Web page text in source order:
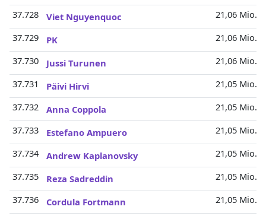
37.728
Viet Nguyenquoc
21,06 Mio.
37.729
PK
21,06 Mio.
37.730
Jussi Turunen
21,06 Mio.
37.731
Päivi Hirvi
21,05 Mio.
37.732
Anna Coppola
21,05 Mio.
37.733
Estefano Ampuero
21,05 Mio.
37.734
Andrew Kaplanovsky
21,05 Mio.
37.735
Reza Sadreddin
21,05 Mio.
37.736
Cordula Fortmann
21,05 Mio.